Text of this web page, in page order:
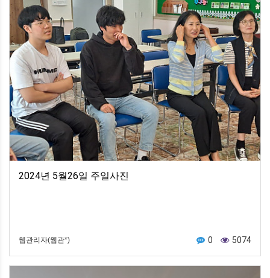
2024년 5월26일 주일사진
웹관리자(웹관*) 0 5074